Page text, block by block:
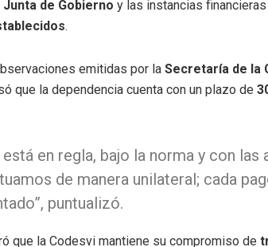
Junta de Gobierno y las instancias
.
emitidas por la Secretaría de la
que la dependencia cuenta con un plazo de
está en regla, bajo la norma y con
de manera unilateral; cada
puntualizó.
que la Codesvi mantiene su compromiso de